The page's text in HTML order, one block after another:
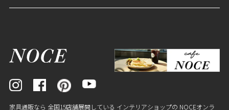
家具通販なら 全国15店舗展開している インテリアショップの NOCEオンラ